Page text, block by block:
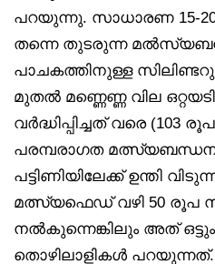
പറയുന്നു. സാധാരണ 15-
തന്നെ തുടരുന്ന
പാചകത്തിനുള്ള
മുതൽ മണ്ണെണ്ണ വില
വർദ്ധിപ്പിച്ചത് വരെ (103
പരമ്പരാഗത മത്സ്യബന്ധന
പട്ടിണിയിലേക്ക് ഉന്തി
മത്സ്യഫെഡ് വഴി 50 രൂപ
നൽകുന്നെങ്കിലും അത്
തൊഴിലാളികൾ പറയുന്നത്.